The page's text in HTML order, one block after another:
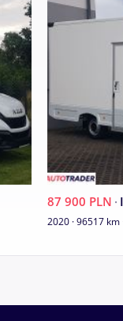
stop.
samochodu: 123
87 900 PLN ·
2020 · 96517 km